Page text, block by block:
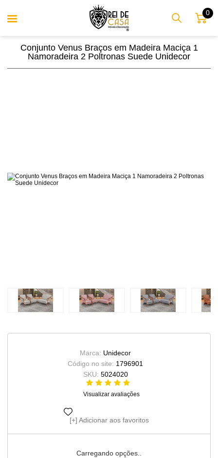
0
Conjunto Venus Braços em Madeira Maciça 1
Namoradeira 2 Poltronas Suede Unidecor
Marca: Unidecor
Código no site: 1796901
SKU: 5024020
Visualizar avaliações
Adicionar aos favoritos
Carregando opções..